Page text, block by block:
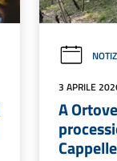
3 APRILE
A
Cappelle